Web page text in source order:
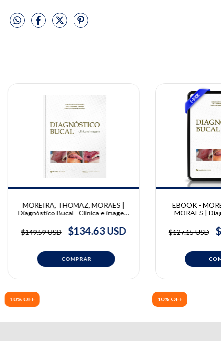
10% OFF
MOREIRA, THOMAZ, MORAES |
Diagnóstico Bucal - Clínica e imagem
Alexandre Thomaz, Paulo de
Camargo Moraes
$149.59 USD $134.63 USD
10% OFF
EBOOK -
MORAES |
Luiz A. Thomaz,
$127.15 USD